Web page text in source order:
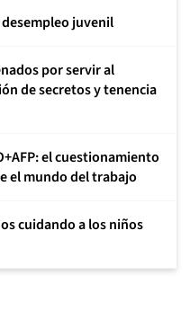
juvenil
por servir al
de secretos y tenencia
el cuestionamiento
el mundo del trabajo
cuidando a los niños